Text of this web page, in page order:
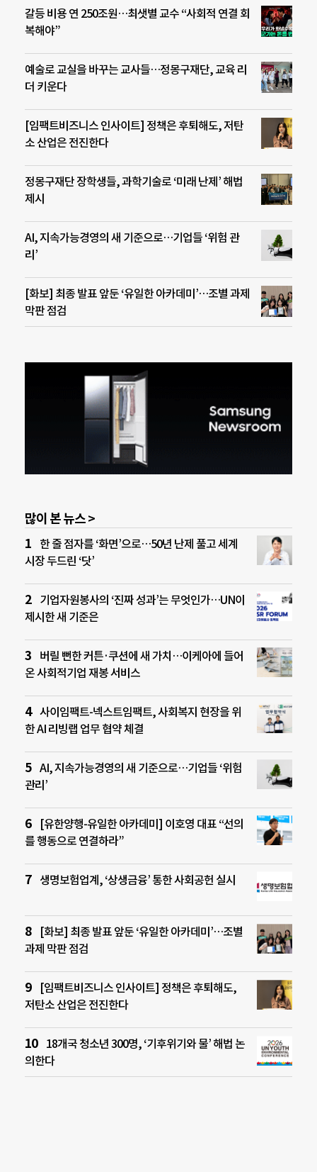
갈등 비용 연 250조원…최샛별 교수 “사회적 연결 회
복해야”
예술로 교실을 바꾸는 교사들…정몽구재단, 교육 리
더 키운다
[임팩트비즈니스 인사이트] 정책은 후퇴해도, 저탄
소 산업은 전진한다
정몽구재단 장학생들, 과학기술로 ‘미래 난제’ 해법
제시
AI, 지속가능경영의 새 기준으로…기업들 ‘위험 관
리’
[화보] 최종 발표 앞둔 ‘유일한 아카데미’…조별 과제
막판 점검
많이 본 뉴스 >
한 줄 점자를 ‘화면’으로…50년 난제 풀고 세계
시장 두드린 ‘닷’
기업자원봉사의 ‘진짜 성과’는 무엇인가…UN이
제시한 새 기준은
버릴 뻔한 커튼·쿠션에 새 가치…이케아에 들어
온 사회적기업 재봉 서비스
사이임팩트-넥스트임팩트, 사회복지 현장을 위
한 AI 리빙랩 업무 협약 체결
AI, 지속가능경영의 새 기준으로…기업들 ‘위험
관리’
[유한양행-유일한 아카데미] 이호영 대표 “선의
를 행동으로 연결하라”
생명보험업계, ‘상생금융’ 통한 사회공헌 실시
[화보] 최종 발표 앞둔 ‘유일한 아카데미’…조별
과제 막판 점검
[임팩트비즈니스 인사이트] 정책은 후퇴해도,
저탄소 산업은 전진한다
18개국 청소년 300명, ‘기후위기와 물’ 해법 논
의한다